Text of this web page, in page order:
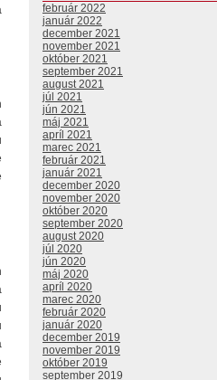
február 2022
január 2022
december 2021
november 2021
október 2021
september 2021
august 2021
júl 2021
jún 2021
máj 2021
apríl 2021
marec 2021
február 2021
január 2021
december 2020
november 2020
október 2020
september 2020
august 2020
júl 2020
jún 2020
máj 2020
apríl 2020
marec 2020
február 2020
január 2020
december 2019
november 2019
október 2019
september 2019